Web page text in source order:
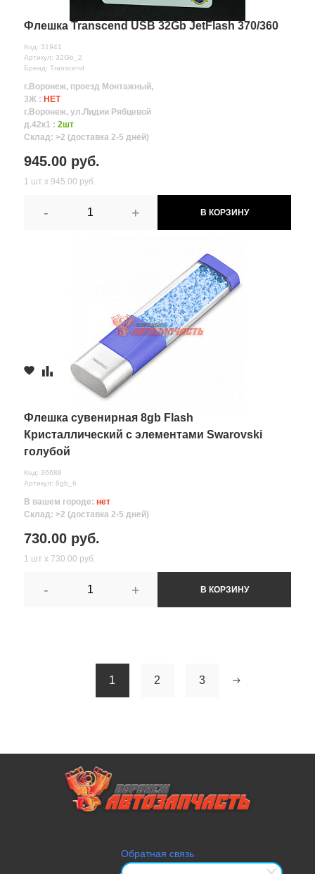
Флешка Transcend USB 32Gb JetFlash 370/360
Код: 31941
Артикул: 32Gb_2
Бренд: Transcend
г.Воронеж, проезд Монтажный,
3Ж : НЕТ
г.Воронеж, ул.Лидии Рябцевой
д.42к1 : 2шт
Склад: >2 (доставка 2-5 дней)
945.00 руб.
1 шт х 945.00 руб.
- + В КОРЗИНУ
Флешка сувенирная 8gb Flash
Кристаллический с элементами Swarovski
голубой
Код: 36688
Артикул: 8gb_6
В вашем городе: нет
Склад: >2 (доставка 2-5 дней)
730.00 руб.
1 шт х 730.00 руб.
- + В КОРЗИНУ
1 2 3
Обратная связь